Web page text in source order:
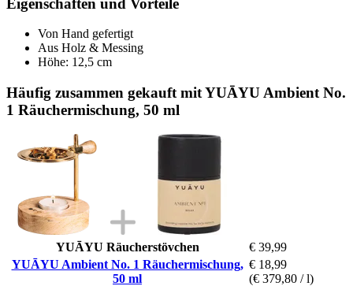
Von Hand gefertigt
Aus Holz & Messing
Höhe: 12,5 cm
Häufig zusammen gekauft mit YUĀYU Ambient No.
1 Räuchermischung, 50 ml
YUĀYU Räucherstövchen
€ 39,99
YUĀYU Ambient No. 1 Räuchermischung,
50 ml
€ 18,99
(€ 379,80 / l)